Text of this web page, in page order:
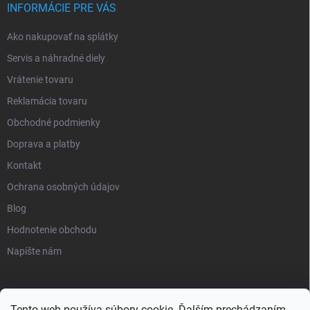
INFORMÁCIE PRE VÁS
Ako nakupovať na splátky
Servis a náhradné diely
Vrátenie tovaru
Reklamácia tovaru
Obchodné podmienky
Doprava a platby
Kontakt
Ochrana osobných údajov
Blog
Hodnotenie obchodu
Napíšte nám